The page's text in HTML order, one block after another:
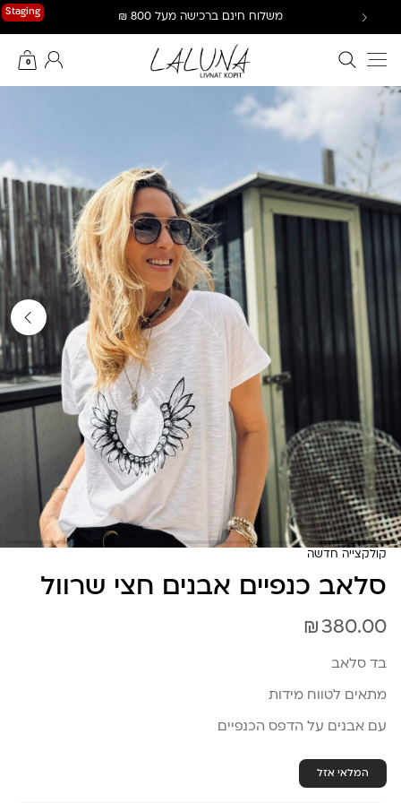
Staging משלוח חינם ברכישה מעל 800 ₪
חיפוש באתר
0
החשבון שלי
קולקצייה חדשה
סלאב כנפיים אבנים חצי שרוול
₪380.00
בד סלאב
מתאים לטווח מידות
עם אבנים על הדפס הכנפיים
המלאי אזל